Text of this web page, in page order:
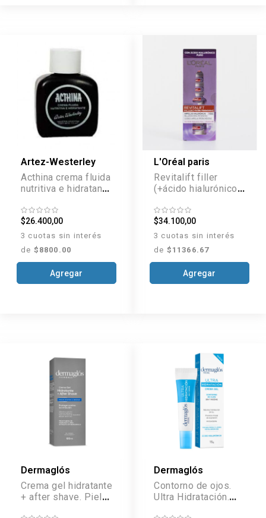
Artez-Westerley
Acthina crema fluida
nutritiva e hidratante
$26.400,00
3 cuotas sin interés
de $8800.00
Agregar
L'Oréal paris
Revitalift filler
(+ácido hialurónico)
ampollas
$34.100,00
3 cuotas sin interés
de $11366.67
Agregar
Dermaglós
Crema gel hidratante
+ after shave. Piel
Dermaglós
Contorno de ojos.
Ultra Hidratación.